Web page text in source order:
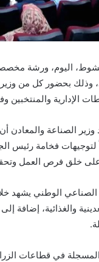
بحضور كل من وزيري
الإدارية والمنتخبين
وزير الصناعة
لتوجيهات فخامة رئيس
خلق فرص العمل
الوطني يشهد
والغذائية، إضافة
في قطاعات